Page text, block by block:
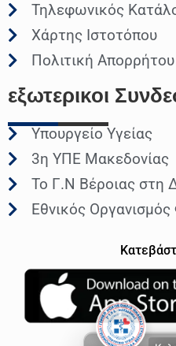
Τηλεφωνικός
Χάρτης Ιστοτόπου
Πολιτική Απορρήτου
εξωτερικοι
Υπουργείο Υγείας
3η ΥΠΕ Μακεδονίας
Το Γ.Ν Βέροιας στη
Εθνικός